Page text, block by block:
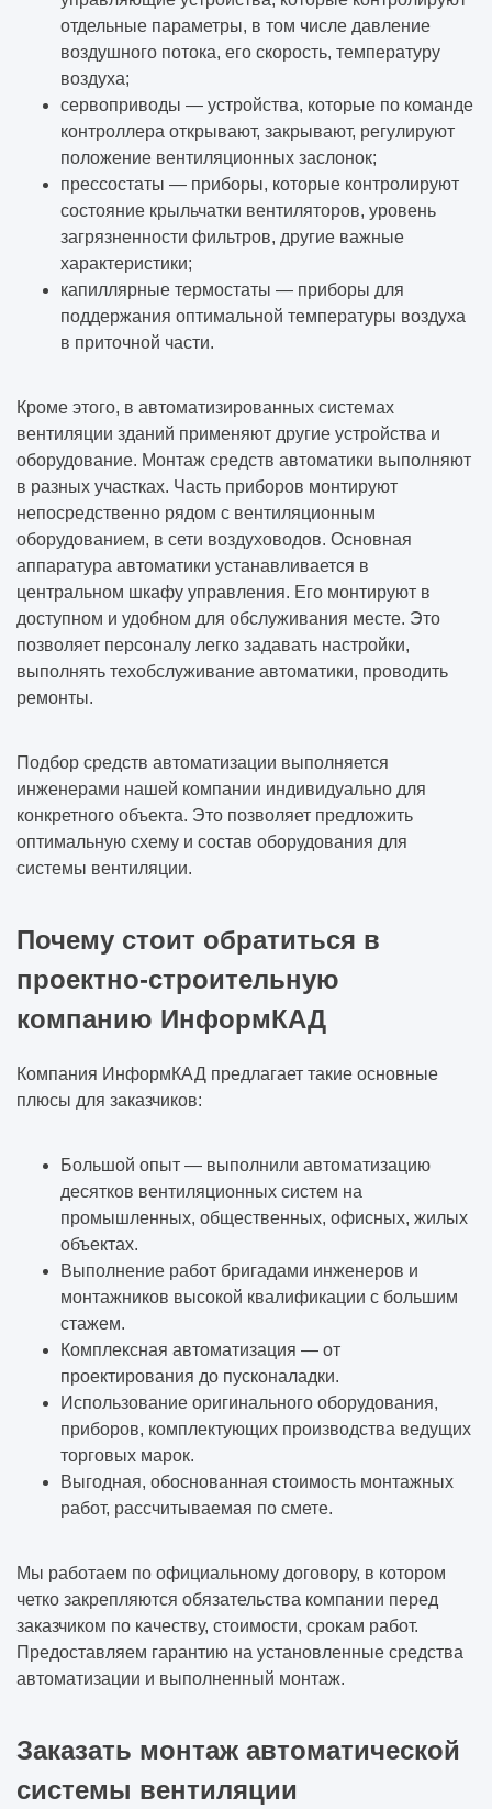
отдельные параметры, в том числе давление
воздушного потока, его скорость, температуру
воздуха;
сервоприводы — устройства, которые по команде
контроллера открывают, закрывают, регулируют
положение вентиляционных заслонок;
прессостаты — приборы, которые контролируют
состояние крыльчатки вентиляторов, уровень
загрязненности фильтров, другие важные
характеристики;
капиллярные термостаты — приборы для
поддержания оптимальной температуры воздуха
в приточной части.
Кроме этого, в автоматизированных системах
вентиляции зданий применяют другие устройства и
оборудование. Монтаж средств автоматики выполняют
в разных участках. Часть приборов монтируют
непосредственно рядом с вентиляционным
оборудованием, в сети воздуховодов. Основная
аппаратура автоматики устанавливается в
центральном шкафу управления. Его монтируют в
доступном и удобном для обслуживания месте. Это
позволяет персоналу легко задавать настройки,
выполнять техобслуживание автоматики, проводить
ремонты.
Подбор средств автоматизации выполняется
инженерами нашей компании индивидуально для
конкретного объекта. Это позволяет предложить
оптимальную схему и состав оборудования для
системы вентиляции.
Почему стоит обратиться в
проектно-строительную
компанию ИнформКАД
Компания ИнформКАД предлагает такие основные
плюсы для заказчиков:
Большой опыт — выполнили автоматизацию
десятков вентиляционных систем на
промышленных, общественных, офисных, жилых
объектах.
Выполнение работ бригадами инженеров и
монтажников высокой квалификации с большим
стажем.
Комплексная автоматизация — от
проектирования до пусконаладки.
Использование оригинального оборудования,
приборов, комплектующих производства ведущих
торговых марок.
Выгодная, обоснованная стоимость монтажных
работ, рассчитываемая по смете.
Мы работаем по официальному договору, в котором
четко закрепляются обязательства компании перед
заказчиком по качеству, стоимости, срокам работ.
Предоставляем гарантию на установленные средства
автоматизации и выполненный монтаж.
Заказать монтаж автоматической
системы вентиляции